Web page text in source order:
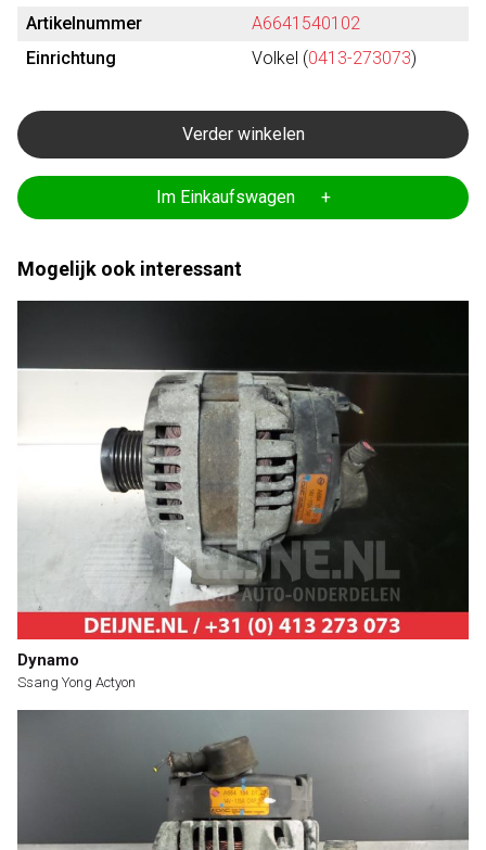
Artikelnummer
A6641540102
Einrichtung
Volkel (0413-273073)
Verder winkelen
Im Einkaufswagen +
Mogelijk ook interessant
Dynamo
Ssang Yong Actyon